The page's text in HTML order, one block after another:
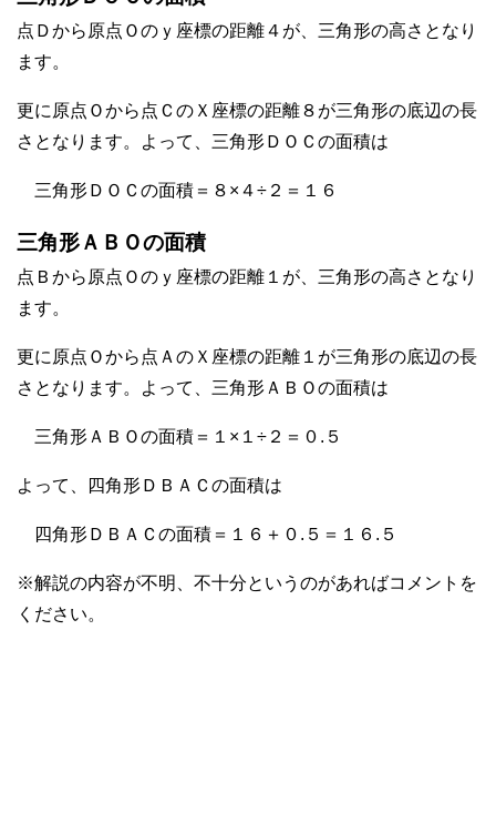
点Ｄから原点Ｏのｙ座標の距離４が、三角形の高さとなり
ます。
更に原点Ｏから点ＣのＸ座標の距離８が三角形の底辺の長
さとなります。よって、三角形ＤＯＣの面積は
三角形ＤＯＣの面積＝８×４÷２＝１６
三角形ＡＢＯの面積
点Ｂから原点Ｏのｙ座標の距離１が、三角形の高さとなり
ます。
更に原点Ｏから点ＡのＸ座標の距離１が三角形の底辺の長
さとなります。よって、三角形ＡＢＯの面積は
三角形ＡＢＯの面積＝１×１÷２＝０.５
よって、四角形ＤＢＡＣの面積は
四角形ＤＢＡＣの面積＝１６＋０.５＝１６.５
※解説の内容が不明、不十分というのがあればコメントを
ください。